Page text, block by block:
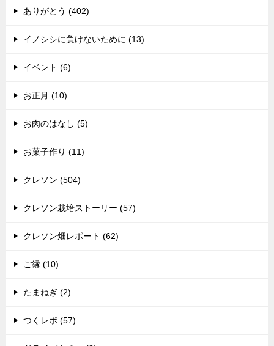
ありがとう (402)
イノシシに負けないために (13)
イベント (6)
お正月 (10)
お肉のはなし (5)
お菓子作り (11)
クレソン (504)
クレソン栽培ストーリー (57)
クレソン畑レポート (62)
ご縁 (10)
たまねぎ (2)
つくレポ (57)